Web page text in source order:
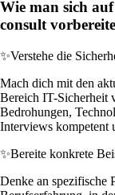
Wie man sich
consult
✨Verstehe die
Mach dich mit den
Bereich IT-Sicherheit
Bedrohungen,
Interviews kompetent
✨Bereite konkrete
Denke an spezifische